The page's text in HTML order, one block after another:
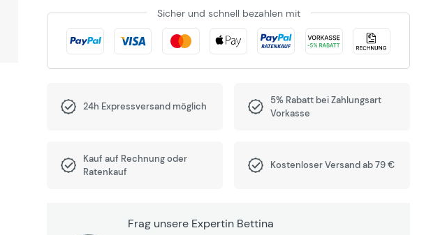
Sicher und schnell bezahlen mit
24h Expressversand möglich
5% Rabatt bei Zahlungsart
Vorkasse
Kauf auf Rechnung oder
Ratenkauf
Kostenloser Versand ab 79 €
Frag unsere Expertin Bettina